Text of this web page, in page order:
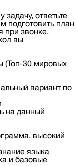
ответьте
подготовить план
при звонке.
вы
(Топ-30 мировых
вариант по
на данный
высокий
языка
и базовые